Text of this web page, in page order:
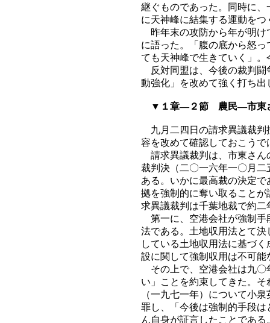
継ぐものであった。同時に
に天神峰に結集する運動を
昨年末の攻防から年が明け
に語った。「腹の底から怒
ても天神峰で生きていく」
反対同盟は、今後の裁判闘
動強化」を改めて強く打ち出
▼１章―２節 農民―市東さ
九月二四日の請求異議裁判
容を改めて確認しておこうで
請求異議裁判は、市東さん
裁判決（二〇一六年一〇月
ある。いかに最高裁の決定
拠を強制的に奪い取ること
求異議裁判は千葉地裁で約
第一に、空港会社が強制手
法である。土地収用法とて
している土地収用法に基づ
設に関して強制収用は不可能
その上で、空港会社は九〇
い」ことを約束してきた。
（一九七一年）について小
罪し、「今後は強制的手段
ん自身が証言したことであ